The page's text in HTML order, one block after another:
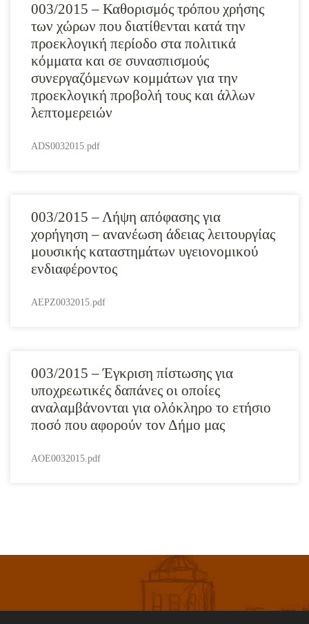
003/2015 – Καθορισμός τρόπου χρήσης
των χώρων που διατίθενται κατά την
προεκλογική περίοδο στα πολιτικά
κόμματα και σε συνασπισμούς
συνεργαζόμενων κομμάτων για την
προεκλογική προβολή τους και άλλων
λεπτομερειών
ADS0032015.pdf
003/2015 – Λήψη απόφασης για
χορήγηση – ανανέωση άδειας λειτουργίας
μουσικής καταστημάτων υγειονομικού
ενδιαφέροντος
AEPZ0032015.pdf
003/2015 – Έγκριση πίστωσης για
υποχρεωτικές δαπάνες οι οποίες
αναλαμβάνονται για ολόκληρο το ετήσιο
ποσό που αφορούν τον Δήμο μας
AOE0032015.pdf